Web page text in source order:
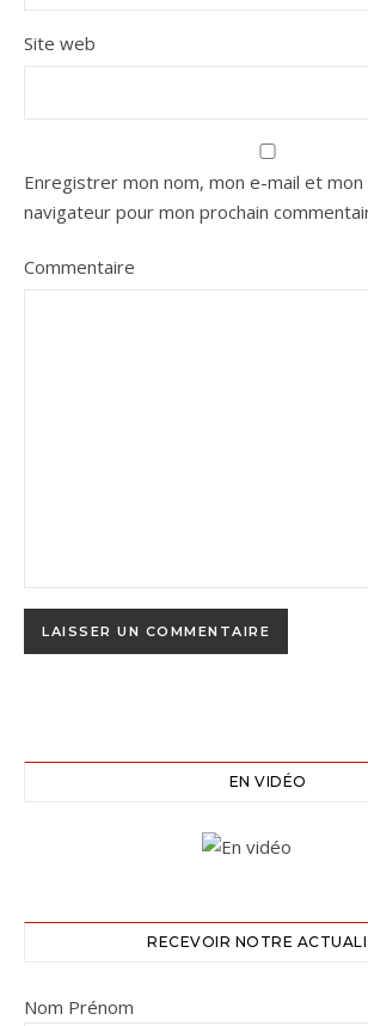
Site web
Enregistrer mon nom, mon e-mail et
navigateur pour mon prochain
Commentaire
EN VIDÉO
RECEVOIR NOTRE
Nom Prénom